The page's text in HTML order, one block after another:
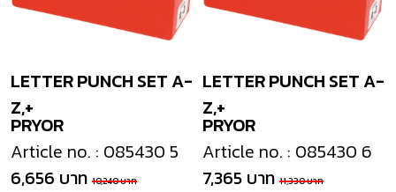
PRYOR
LETTER PUNCH SET A-
Z,+
Article no. : 085430 5
6,656 บาท 10,240 บาท
PRYOR
LETTER PUNCH SET A-
Z,+
Article no. : 085430 6
7,365 บาท 11,330 บาท